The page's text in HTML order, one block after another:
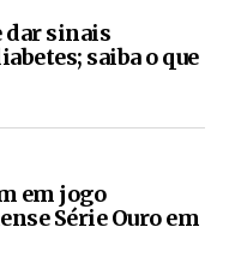
dar sinais
saiba o que
em jogo
Série Ouro em